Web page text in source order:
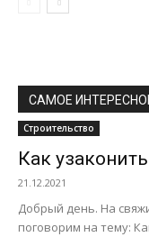
САМОЕ
Строительство
Как
21.12.2021
Добрый день. На
поговорим на тему: